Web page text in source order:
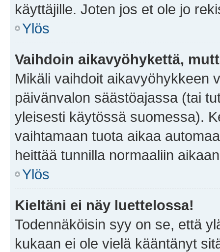
käyttäjille. Joten jos et ole jo
Ylös
Vaihdoin aikavyöhykettä,
Mikäli vaihdoit aikavyöhykkeen
päivänvalon säästöajassa (tai
yleisesti käytössä suomessa).
vaihtamaan tuota aikaa
heittää tunnilla normaaliin
Ylös
Kieltäni ei näy luettelossa!
Todennäköisin syy on se, että
kukaan ei ole vielä kääntänyt